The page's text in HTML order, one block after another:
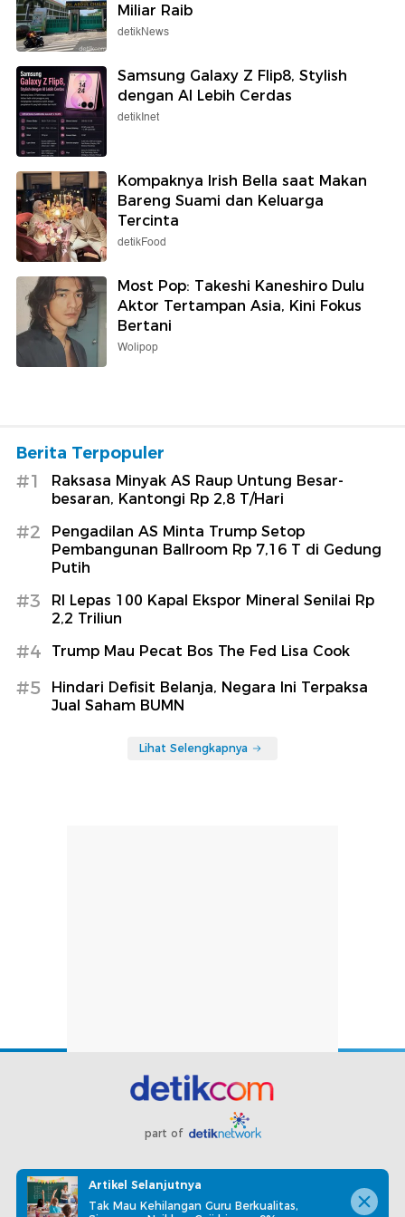
Miliar Raib
detikNews
Samsung Galaxy Z Flip8, Stylish
dengan AI Lebih Cerdas
detikInet
Kompaknya Irish Bella saat Makan
Bareng Suami dan Keluarga
Tercinta
detikFood
Most Pop: Takeshi Kaneshiro Dulu
Aktor Tertampan Asia, Kini Fokus
Bertani
Wolipop
Berita Terpopuler
#1
Raksasa Minyak AS Raup Untung Besar-
besaran, Kantongi Rp 2,8 T/Hari
#2
Pengadilan AS Minta Trump Setop
Pembangunan Ballroom Rp 7,16 T di Gedung
Putih
#3
RI Lepas 100 Kapal Ekspor Mineral Senilai Rp
2,2 Triliun
#4 Trump Mau Pecat Bos The Fed Lisa Cook
#5
Hindari Defisit Belanja, Negara Ini Terpaksa
Jual Saham BUMN
Lihat Selengkapnya
part of
Redaksi Pedoman Media Siber Karir
Kotak Pos
Info Iklan
Privacy Policy Disclaimer
Artikel Selanjutnya
Tak Mau Kehilangan Guru Berkualitas,